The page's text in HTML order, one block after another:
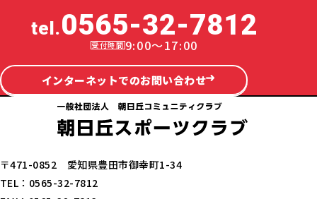
tel.0565-32-7812
9:00～17:00
インターネットでのお問い合わせ
〒471-0852 愛知県豊田市御幸町1-34
TEL：0565-32-7812